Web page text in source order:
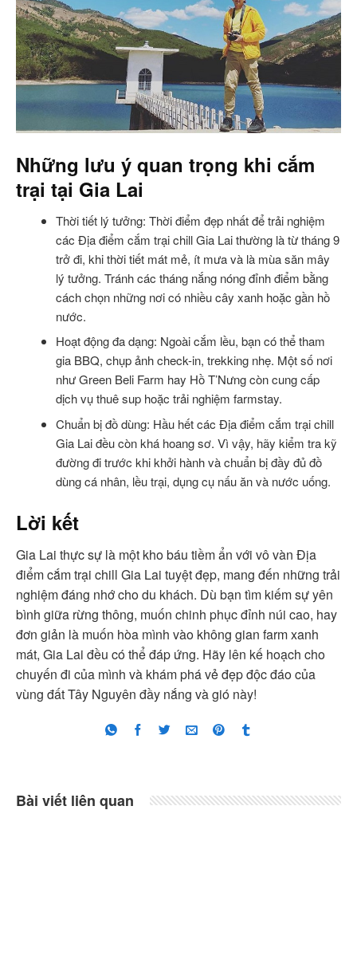
Những lưu ý quan trọng khi cắm
trại tại Gia Lai
Thời tiết lý tưởng: Thời điểm đẹp nhất để trải nghiệm
các Địa điểm cắm trại chill Gia Lai thường là từ tháng 9
trở đi, khi thời tiết mát mẻ, ít mưa và là mùa săn mây
lý tưởng. Tránh các tháng nắng nóng đỉnh điểm bằng
cách chọn những nơi có nhiều cây xanh hoặc gần hồ
nước.
Hoạt động đa dạng: Ngoài cắm lều, bạn có thể tham
gia BBQ, chụp ảnh check-in, trekking nhẹ. Một số nơi
như Green Beli Farm hay Hồ T’Nưng còn cung cấp
dịch vụ thuê sup hoặc trải nghiệm farmstay.
Chuẩn bị đồ dùng: Hầu hết các Địa điểm cắm trại chill
Gia Lai đều còn khá hoang sơ. Vì vậy, hãy kiểm tra kỹ
đường đi trước khi khởi hành và chuẩn bị đầy đủ đồ
dùng cá nhân, lều trại, dụng cụ nấu ăn và nước uống.
Lời kết
Gia Lai thực sự là một kho báu tiềm ẩn với vô vàn Địa
điểm cắm trại chill Gia Lai tuyệt đẹp, mang đến những trải
nghiệm đáng nhớ cho du khách. Dù bạn tìm kiếm sự yên
bình giữa rừng thông, muốn chinh phục đỉnh núi cao, hay
đơn giản là muốn hòa mình vào không gian farm xanh
mát, Gia Lai đều có thể đáp ứng. Hãy lên kế hoạch cho
chuyến đi của mình và khám phá vẻ đẹp độc đáo của
vùng đất Tây Nguyên đầy nắng và gió này!
Bài viết liên quan